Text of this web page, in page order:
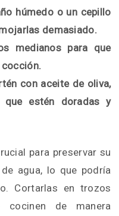
húmedo o un cepillo
demasiado.
medianos para que
con aceite de oliva,
estén doradas y
para preservar su
agua, lo que podría
Cortarlas en trozos
cocinen de manera